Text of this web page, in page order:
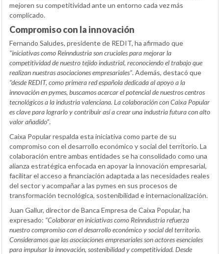
mejoren su competitividad ante un entorno cada vez más
complicado.
Compromiso con la innovación
Fernando Saludes, presidente de REDIT, ha afirmado que
“iniciativas como Reinndustria son cruciales para mejorar la
competitividad de nuestro tejido industrial, reconociendo el trabajo que
realizan nuestras asociaciones empresariales”. Además, destacó que
“desde REDIT, como primera red española dedicada al apoyo a la
innovación en pymes, buscamos acercar el potencial de nuestros centros
tecnológicos a la industria valenciana. La colaboración con Caixa Popular
es clave para lograrlo y contribuir así a crear una industria futura con alto
valor añadido”.
Caixa Popular respalda esta iniciativa como parte de su
compromiso con el desarrollo económico y social del territorio. La
colaboración entre ambas entidades se ha consolidado como una
alianza estratégica enfocada en apoyar la innovación empresarial,
facilitar el acceso a financiación adaptada a las necesidades reales
del sector y acompañar a las pymes en sus procesos de
transformación tecnológica, sostenibilidad e internacionalización.
Juan Gallur, director de Banca Empresa de Caixa Popular, ha
expresado: “Colaborar en iniciativas como Reinndustria refuerza
nuestro compromiso con el desarrollo económico y social del territorio.
Consideramos que las asociaciones empresariales son actores esenciales
para impulsar la innovación, sostenibilidad y competitividad. Desde